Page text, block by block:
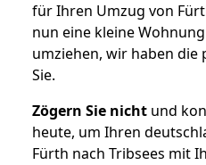
für Ihren Umzug von
nun eine kleine
umziehen, wir haben die
Sie.
Zögern Sie nicht und
heute, um Ihren
Fürth nach Tribsees mit